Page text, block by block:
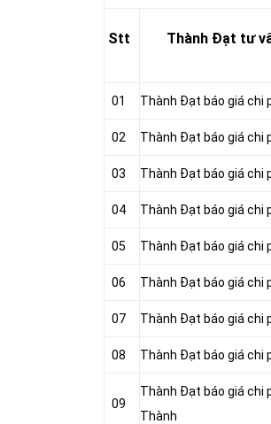
Stt Thành Đạt tư
01 Thành Đạt báo giá chi
02 Thành Đạt báo giá chi
03 Thành Đạt báo giá chi
04 Thành Đạt báo giá chi
05 Thành Đạt báo giá chi
06 Thành Đạt báo giá chi
07 Thành Đạt báo giá chi
08 Thành Đạt báo giá chi
09
Thành Đạt báo giá chi
Thành